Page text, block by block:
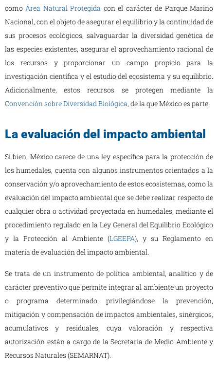
como Área Natural Protegida con el carácter de Parque Marino
Nacional, con el objeto de asegurar el equilibrio y la continuidad de
sus procesos ecológicos, salvaguardar la diversidad genética de
las especies existentes, asegurar el aprovechamiento racional de
los recursos y proporcionar un campo propicio para la
investigación científica y el estudio del ecosistema y su equilibrio.
Adicionalmente, estos recursos se protegen mediante la
Convención sobre Diversidad Biológica, de la que México es parte.
La evaluación del impacto ambiental
Si bien, México carece de una ley específica para la protección de
los humedales, cuenta con algunos instrumentos orientados a la
conservación y/o aprovechamiento de estos ecosistemas, como la
evaluación del impacto ambiental que se debe realizar respecto de
cualquier obra o actividad proyectada en humedales, mediante el
procedimiento regulado en la Ley General del Equilibrio Ecológico
y la Protección al Ambiente (LGEEPA), y su Reglamento en
materia de evaluación del impacto ambiental.
Se trata de un instrumento de política ambiental, analítico y de
carácter preventivo que permite integrar al ambiente un proyecto
o programa determinado; privilegiándose la prevención,
mitigación y compensación de impactos ambientales, sinérgicos,
acumulativos y residuales, cuya valoración y respectiva
autorización están a cargo de la Secretaría de Medio Ambiente y
Recursos Naturales (SEMARNAT).